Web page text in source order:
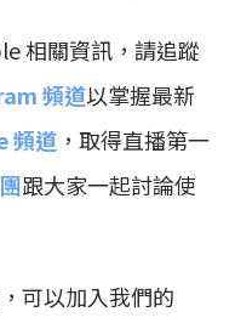
相關資訊，請追蹤
頻道以掌握最新
頻道 ，取得直播第一
跟大家一起討論使
可以加入我們的